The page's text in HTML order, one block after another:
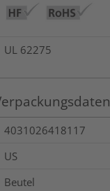
UL 62275
4031026418117
US
Beutel